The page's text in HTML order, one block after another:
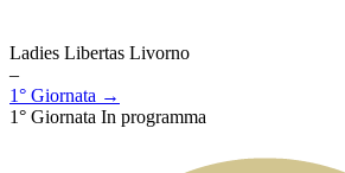
Ladies Libertas Livorno
–
1° Giornata →
1° Giornata In programma